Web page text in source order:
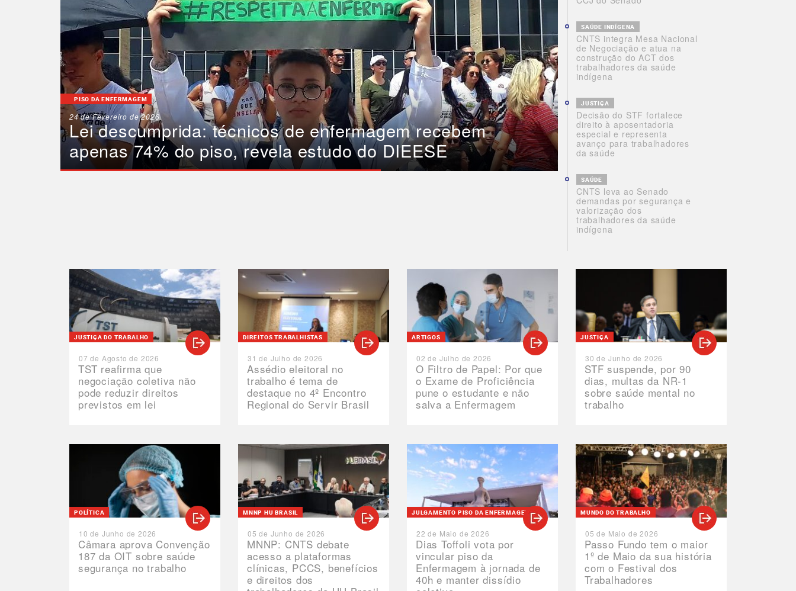
Lei descumprida: técnicos de enfermagem recebem
apenas 74% do piso, revela estudo do DIEESE
PISO DA ENFERMAGEM
24 de Fevereiro de 2026
CNTS integra Mesa Nacional
de Negociação e atua na
construção do ACT dos
trabalhadores da saúde
indígena
SAÚDE INDÍGENA
Decisão do STF fortalece
direito à aposentadoria
especial e representa
avanço para trabalhadores
da saúde
JUSTIÇA
CNTS leva ao Senado
demandas por segurança e
valorização dos
trabalhadores da saúde
indígena
SAÚDE
TST reafirma que
negociação coletiva não
pode reduzir direitos
previstos em lei
JUSTIÇA DO TRABALHO
07 de Agosto de 2026
Assédio eleitoral no
trabalho é tema de
destaque no 4º Encontro
Regional do Servir Brasil
DIREITOS TRABALHISTAS
31 de Julho de 2026
O Filtro de Papel: Por que
o Exame de Proficiência
pune o estudante e não
salva a Enfermagem
ARTIGOS
02 de Julho de 2026
STF suspende, por 90
dias, multas da NR-1
sobre saúde mental no
trabalho
JUSTIÇA
30 de Junho de 2026
Câmara aprova Convenção
187 da OIT sobre saúde
segurança no trabalho
POLÍTICA
10 de Junho de 2026
MNNP: CNTS debate
acesso a plataformas
clínicas, PCCS, benefícios
e direitos dos
MNNP HU BRASIL
05 de Junho de 2026
Dias Toffoli vota por
vincular piso da
Enfermagem à jornada de
40h e manter dissídio
JULGAMENTO PISO DA ENFERMAGEM
22 de Maio de 2026
Passo Fundo tem o maior
1º de Maio da sua história
com o Festival dos
Trabalhadores
MUNDO DO TRABALHO
05 de Maio de 2026